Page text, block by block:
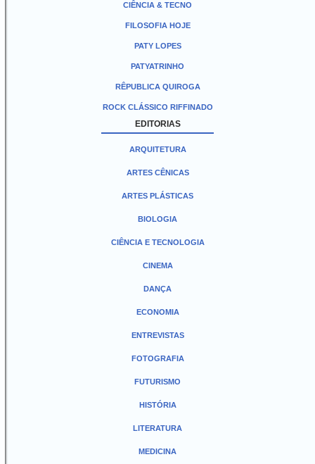
CIÊNCIA & TECNO
FILOSOFIA HOJE
PATY LOPES
PATYATRINHO
RÊPUBLICA QUIROGA
ROCK CLÁSSICO RIFFINADO
EDITORIAS
ARQUITETURA
ARTES CÊNICAS
ARTES PLÁSTICAS
BIOLOGIA
CIÊNCIA E TECNOLOGIA
CINEMA
DANÇA
ECONOMIA
ENTREVISTAS
FOTOGRAFIA
FUTURISMO
HISTÓRIA
LITERATURA
MEDICINA